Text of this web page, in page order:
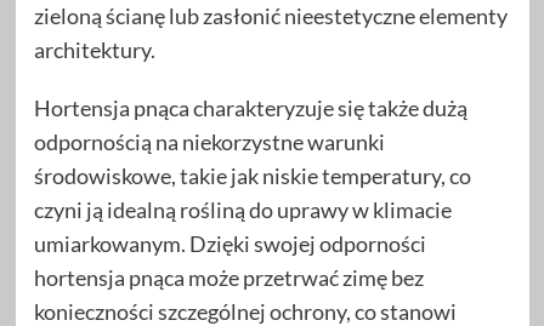
zieloną ścianę lub zasłonić nieestetyczne elementy
architektury.
Hortensja pnąca charakteryzuje się także dużą
odpornością na niekorzystne warunki
środowiskowe, takie jak niskie temperatury, co
czyni ją idealną rośliną do uprawy w klimacie
umiarkowanym. Dzięki swojej odporności
hortensja pnąca może przetrwać zimę bez
konieczności szczególnej ochrony, co stanowi